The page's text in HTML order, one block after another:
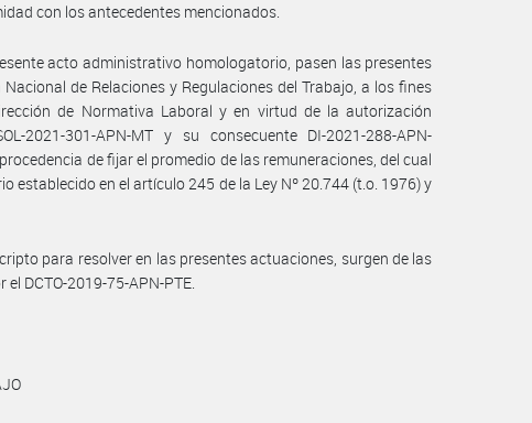
con los antecedentes mencionados.
acto administrativo homologatorio, pasen las presentes
de Relaciones y Regulaciones del Trabajo, a los fines
de Normativa Laboral y en virtud de la autorización
2021-301-APN-MT y su consecuente DI-2021-288-APN-
de fijar el promedio de las remuneraciones, del cual
establecido en el artículo 245 de la Ley Nº 20.744 (t.o. 1976) y
para resolver en las presentes actuaciones, surgen de las
DCTO-2019-75-APN-PTE.